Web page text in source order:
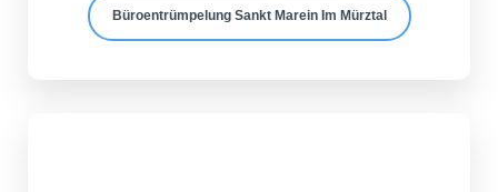
Büroentrümpelung Sankt Marein Im Mürztal